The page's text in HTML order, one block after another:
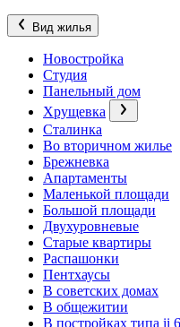
Вид жилья
Новостройка
Студия
Панельный дом
Хрущевка
Сталинка
Во вторичном жилье
Брежневка
Апартаменты
Маленькой площади
Большой площади
Двухуровневые
Старые квартиры
Распашонки
Пентхаусы
В советских домах
В общежитии
В постройках типа ii